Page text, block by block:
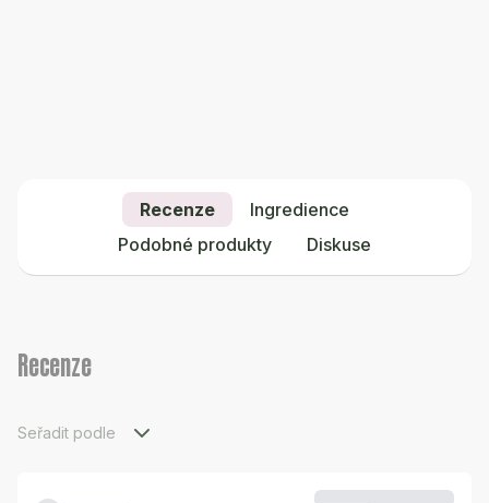
Recenze
Ingredience
Podobné produkty
Diskuse
Recenze
Seřadit podle